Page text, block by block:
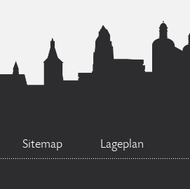
Sitemap Lageplan